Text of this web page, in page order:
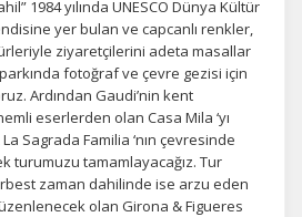
kullandığını anonim olarak
popüler olduğunu ve
yaşadığını anlamamıza
1984 yılında UNESCO Dünya Kültür
yer bulan ve capcanlı renkler,
ziyaretçilerini adeta masallar
fotoğraf ve çevre gezisi için
Ardından Gaudi’nin kent
eserlerden olan Casa Mila ‘yı
Sagrada Familia ‘nın çevresinde
turumuzu tamamlayacağız. Tur
zaman dahilinde ise arzu eden
olan Girona & Figueres